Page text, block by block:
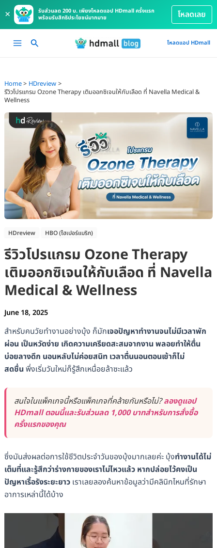
×
รับส่วนลด 200 บ. เพียงโหลดแอป HDmall ครั้งแรก
พร้อมรับสิทธิประโยชน์มากมาย
โหลดเลย
Main
โหลดแอป HDmall
Home
HDreview
รีวิวโปรแกรม Ozone Therapy เติมออกซิเจนให้กับเลือด ที่ Navella Medical &
Wellness
HDreview HBO (ไฮเปอร์แบริก)
รีวิวโปรแกรม Ozone Therapy
เติมออกซิเจนให้กับเลือด ที่ Navella
Medical & Wellness
June 18, 2025
สำหรับคนวัยทำงานอย่างบุ้ง ก็มักเจอปัญหาทำงานจนไม่มีเวลาพัก
ผ่อน เป็นหวัดง่าย เกิดความเครียดสะสมจากงาน พลอยทำให้ตื่น
บ่อยลางดึก นอนหลับไม่ค่อยสนิท เวลาตื่นนอนตอนเช้าก็ไม่
สดชื่น พึ่งเริ่มวันใหม่ก็รู้สึกเหนื่อยล้าซะแล้ว
สนใจในแพ็คเกจนี้หรือแพ็คเกจที่คล้ายกันหรือไม่?ลองดูแอป
HDmall ตอนนี้และรับส่วนลด 1,000 บาทสำหรับการสั่งซื้อ
ครั้งแรกของคุณ
ซึ่งมันส่งผลต่อการใช้ชีวิตประจำวันของบุ้งมากเลยค่ะ บุ้งทำงานได้ไม่
เต็มที่และรู้สึกว่าร่างกายของเราไม่ไหวแล้ว หากปล่อยไว้คงเป็น
ปัญหาเรื้อรังระยะยาว เราเลยลองค้นหาข้อมูลว่ามีคลินิกไหนที่รักษา
อาการเหล่านี้ได้บ้าง